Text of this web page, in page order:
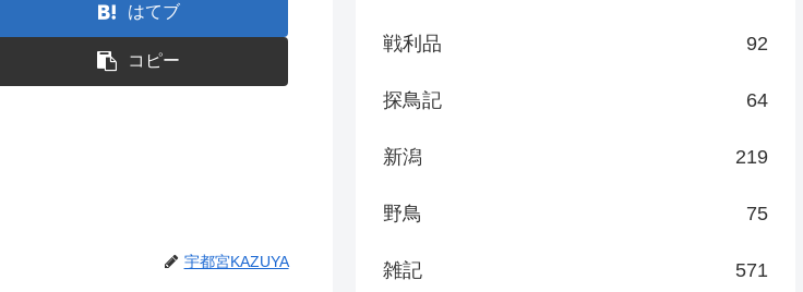
はてブ
コピー
宇都宮KAZUYA
戦利品 92
探鳥記 64
新潟 219
野鳥 75
雑記 571